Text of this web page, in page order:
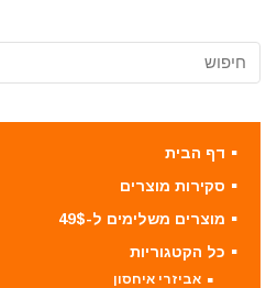
דף הבית
סקירות מוצרים
מוצרים משלימים ל-49$
כל הקטגוריות
אביזרי איחסון